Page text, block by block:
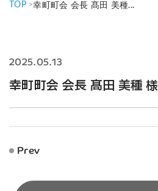
TOP >幸町町会 会長 髙田 美種...
2025.05.13
幸町町会 会長 髙田 美種 様
Prev